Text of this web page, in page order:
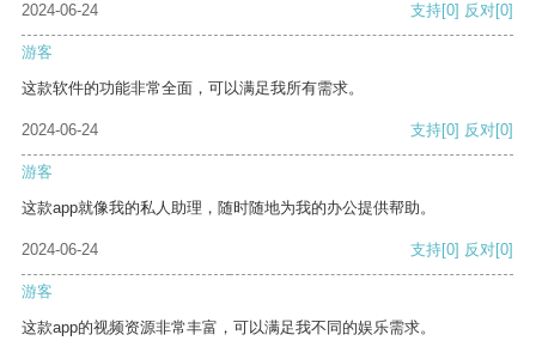
2024-06-24 支持[0] 反对[0]
游客
这款软件的功能非常全面，可以满足我所有需求。
2024-06-24 支持[0] 反对[0]
游客
这款app就像我的私人助理，随时随地为我的办公提供帮助。
2024-06-24 支持[0] 反对[0]
游客
这款app的视频资源非常丰富，可以满足我不同的娱乐需求。